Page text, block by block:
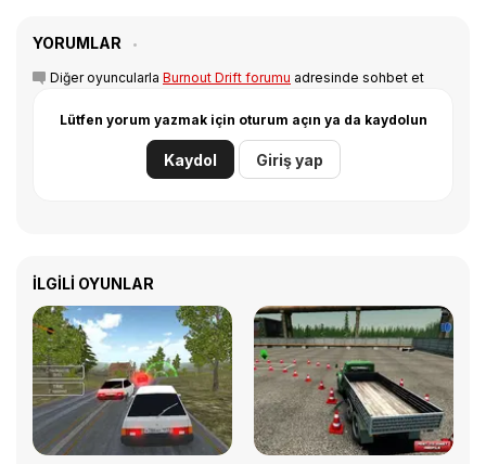
YORUMLAR
Diğer oyuncularla Burnout Drift forumu adresinde sohbet et
Lütfen yorum yazmak için oturum açın ya da kaydolun
Kaydol Giriş yap
İLGILI OYUNLAR